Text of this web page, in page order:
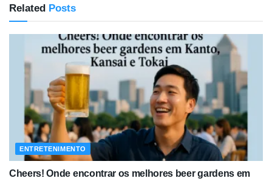
Related Posts
ENTRETENIMENTO
Cheers! Onde encontrar os melhores beer gardens em